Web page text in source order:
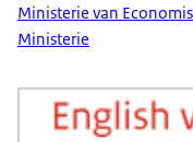
Ministerie van
Ministerie